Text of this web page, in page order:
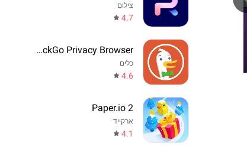
צילום
4.7
DuckDuckGo Privacy Browser
כלים
4.6
Paper.io 2
ארקייד
4.1